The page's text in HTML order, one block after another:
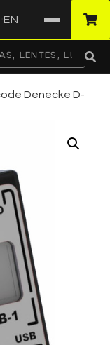
EN
Denecke D-